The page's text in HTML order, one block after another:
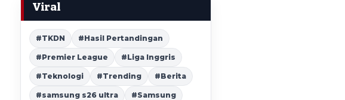
Viral
#TKDN #Hasil Pertandingan
#Premier League #Liga Inggris
#Teknologi #Trending #Berita
#samsung s26 ultra #Samsung